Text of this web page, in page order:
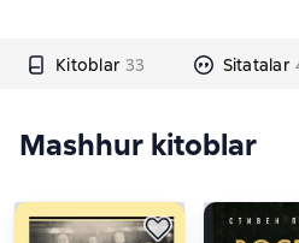
Kitoblar 33 Sitatalar
Mashhur kitoblar